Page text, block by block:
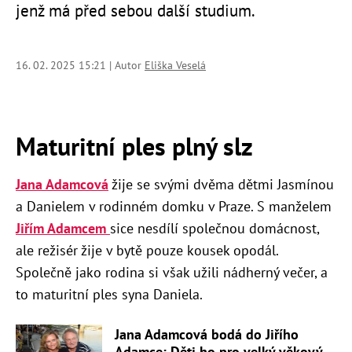
jenž má před sebou další studium.
16. 02. 2025 15:21 | Autor Eliška Veselá
Maturitní ples plný slz
Jana Adamcová žije se svými dvěma dětmi Jasmínou
a Danielem v rodinném domku v Praze. S manželem
Jiřím Adamcem sice nesdílí společnou domácnost,
ale režisér žije v bytě pouze kousek opodál.
Společně jako rodina si však užili nádherný večer, a
to maturitní ples syna Daniela.
Jana Adamcová bodá do Jiřího